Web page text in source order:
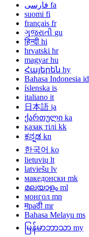
فارسی fa
suomi fi
français fr
ગુજરાતી gu
हिन्दी hi
hrvatski hr
magyar hu
Հայերեն hy
Bahasa Indonesia id
íslenska is
italiano it
日本語 ja
ქართული ka
қазақ тілі kk
ಕನ್ನಡ kn
한국어 ko
lietuvių lt
latviešu lv
македонски mk
മലയാളം ml
монгол mn
मраठी mr
Bahasa Melayu ms
မြန်မာဘာသာ my